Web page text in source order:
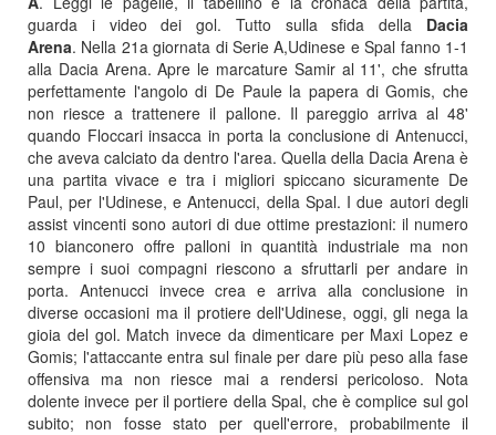
guarda i video dei gol. Tutto sulla sfida della Dacia
Arena. Nella 21a giornata di Serie A,Udinese e Spal fanno 1-1
alla Dacia Arena. Apre le marcature Samir al 11', che sfrutta
perfettamente l'angolo di De Paule la papera di Gomis, che
non riesce a trattenere il pallone. Il pareggio arriva al 48'
quando Floccari insacca in porta la conclusione di Antenucci,
che aveva calciato da dentro l'area. Quella della Dacia Arena è
una partita vivace e tra i migliori spiccano sicuramente De
Paul, per l'Udinese, e Antenucci, della Spal. I due autori degli
assist vincenti sono autori di due ottime prestazioni: il numero
10 bianconero offre palloni in quantità industriale ma non
sempre i suoi compagni riescono a sfruttarli per andare in
porta. Antenucci invece crea e arriva alla conclusione in
diverse occasioni ma il protiere dell'Udinese, oggi, gli nega la
gioia del gol. Match invece da dimenticare per Maxi Lopez e
Gomis; l'attaccante entra sul finale per dare più peso alla fase
offensiva ma non riesce mai a rendersi pericoloso. Nota
dolente invece per il portiere della Spal, che è complice sul gol
subito; non fosse stato per quell'errore, probabilmente il